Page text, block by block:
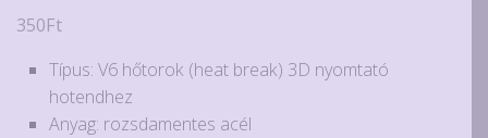
350Ft
Típus: V6 hőtorok (heat break) 3D nyomtató
hotendhez
Anyag: rozsdamentes acél